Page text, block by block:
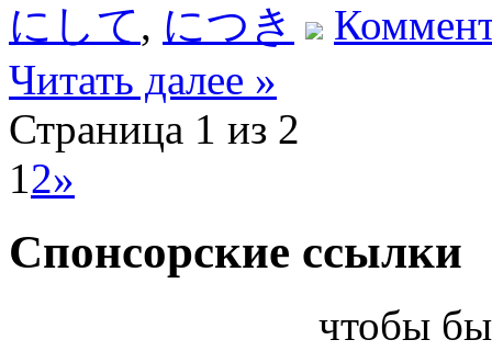
にして, につき
Читать далее »
Страница 1 из 2
12»
Спонсорские ссылки
чтобы